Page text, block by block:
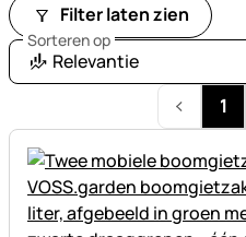
Filter laten zien
Sorteren op
Relevantie
1